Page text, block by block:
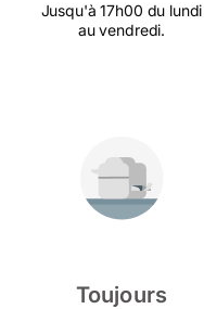
Jusqu'à 17h00 du lundi
au vendredi.
Toujours